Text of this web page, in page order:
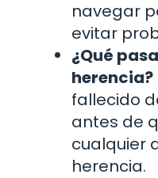
navegar
evitar
¿Qué
herencia?
fallecido
antes de
cualquier
herencia.